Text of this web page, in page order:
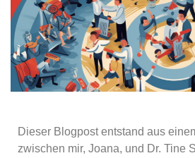
Dieser Blogpost entstand aus
zwischen mir, Joana, und Dr. Tine